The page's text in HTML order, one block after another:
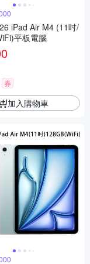
Air M4 (11吋/
平板電腦
券
加入購物車